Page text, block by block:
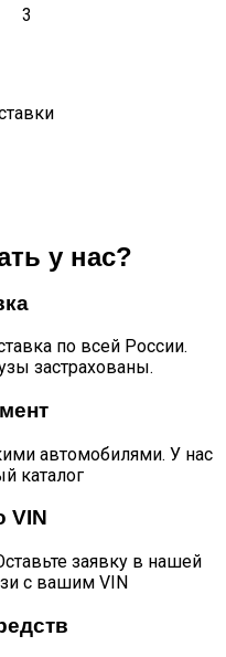
3
у нас?
по всей России.
застрахованы.
автомобилями. У нас
каталог
VIN
заявку в нашей
с вашим VIN